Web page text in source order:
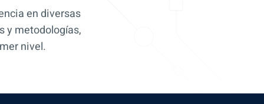
en diversas
y metodologías,
nivel.